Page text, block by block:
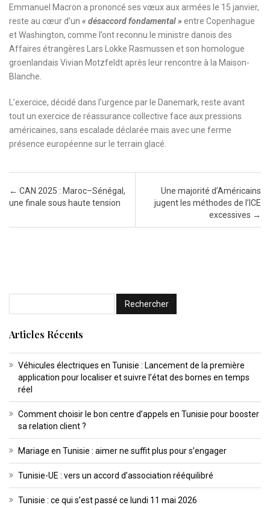
Emmanuel Macron a prononcé ses vœux aux armées le 15 janvier,
reste au cœur d’un « désaccord fondamental »entre Copenhague
et Washington, comme l’ont reconnu le ministre danois des
Affaires étrangères Lars Lokke Rasmussen et son homologue
groenlandais Vivian Motzfeldt après leur rencontre à la Maison-
Blanche.
L’exercice, décidé dans l’urgence par le Danemark, reste avant
tout un exercice de réassurance collective face aux pressions
américaines, sans escalade déclarée mais avec une ferme
présence européenne sur le terrain glacé.
Post navigation
← CAN 2025 : Maroc–Sénégal,
une finale sous haute tension
Une majorité d’Américains
jugent les méthodes de l’ICE
excessives →
Articles Récents
Véhicules électriques en Tunisie : Lancement de la première
application pour localiser et suivre l’état des bornes en temps
réel
Comment choisir le bon centre d’appels en Tunisie pour booster
sa relation client ?
Mariage en Tunisie : aimer ne suffit plus pour s’engager
Tunisie-UE : vers un accord d’association rééquilibré
Tunisie : ce qui s’est passé ce lundi 11 mai 2026